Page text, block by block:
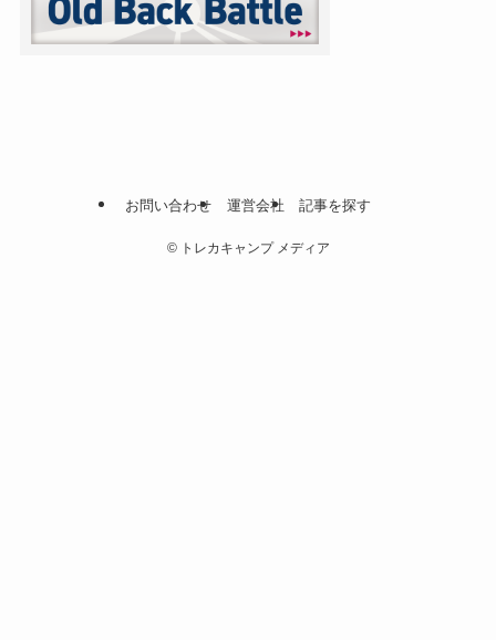
お問い合わせ 運営会社 記事を探す
©トレカキャンプ メディア